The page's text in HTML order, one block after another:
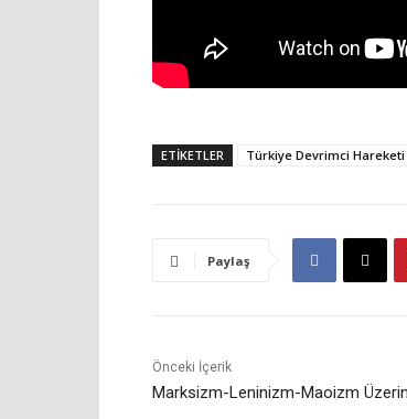
ETIKETLER Türkiye Devrimci Hareketi
Paylaş
Önceki İçerik
Marksizm-Leninizm-Maoizm